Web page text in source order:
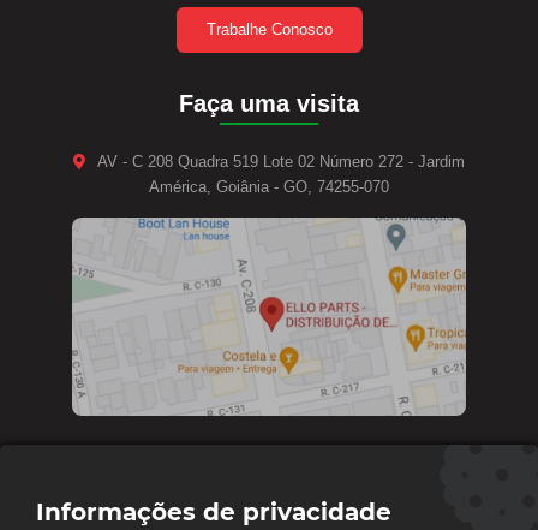
Trabalhe Conosco
Faça uma visita
AV - C 208 Quadra 519 Lote 02 Número 272 - Jardim
América, Goiânia - GO, 74255-070
Diretoria e vendas: (62) 9 9693-4273
Informações de privacidade